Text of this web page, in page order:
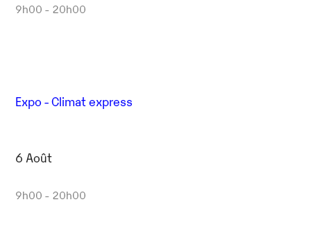
9h00 - 20h00
Expo - Climat express
6 Août
9h00 - 20h00